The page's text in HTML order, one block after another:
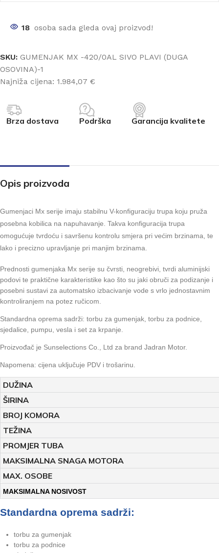
18 osoba sada gleda ovaj proizvod!
SKU: GUMENJAK MX -420/0AL SIVO PLAVI (DUGA
OSOVINA)-1
Najniža cijena: 1.984,07 €
Brza dostava Podrška Garancija kvalitete
Opis proizvoda
Gumenjaci Mx serije imaju stabilnu V-konfiguraciju trupa koju pruža
posebna kobilica na napuhavanje. Takva konfiguracija trupa
omogućuje tvrdoću i savršenu kontrolu smjera pri većim brzinama, te
lako i precizno upravljanje pri manjim brzinama.
Prednosti gumenjaka Mx serije su čvrsti, neogrebivi, tvrdi aluminijski
podovi te praktične karakteristike kao što su jaki obruči za podizanje i
posebni sustavi za automatsko izbacivanje vode s vrlo jednostavnim
kontroliranjem na potez ručicom.
Standardna oprema sadrži: torbu za gumenjak, torbu za podnice,
sjedalice, pumpu, vesla i set za krpanje.
Proizvođač je Sunselections Co., Ltd za brand Jadran Motor.
Napomena: cijena uključuje PDV i trošarinu.
DUŽINA
ŠIRINA
BROJ KOMORA
TEŽINA
PROMJER TUBA
MAKSIMALNA SNAGA MOTORA
MAX. OSOBE
MAKSIMALNA NOSIVOST
Standardna oprema sadrži:
torbu za gumenjak
torbu za podnice